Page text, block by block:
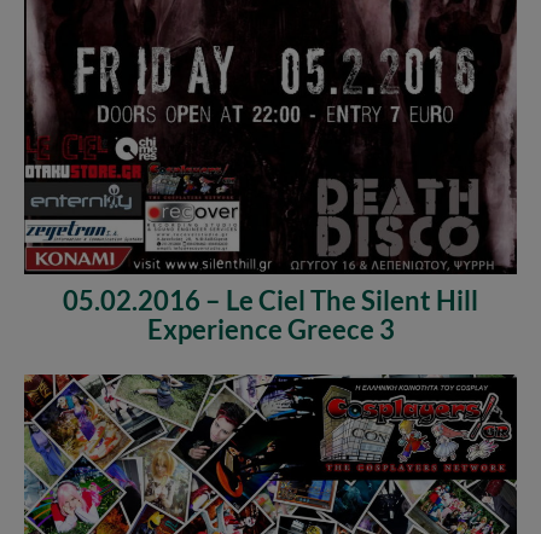
05.02.2016 – Le Ciel The Silent Hill
Experience Greece 3